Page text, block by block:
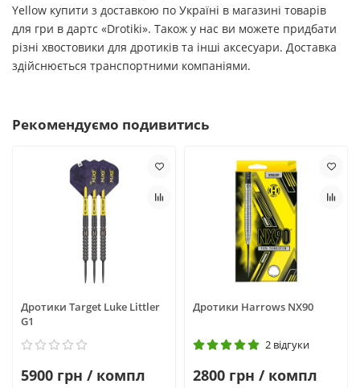
Yellow купити з доставкою по Україні в магазині товарів
для гри в дартс «Drotiki». Також у нас ви можете придбати
різні хвостовики для дротиків та інші аксесуари. Доставка
здійснюється транспортними компаніями.
Рекомендуємо подивитись
Дротики Target Luke Littler
G1
5900 грн / компл
Дротики Harrows NX90
2 відгуки
2800 грн / компл